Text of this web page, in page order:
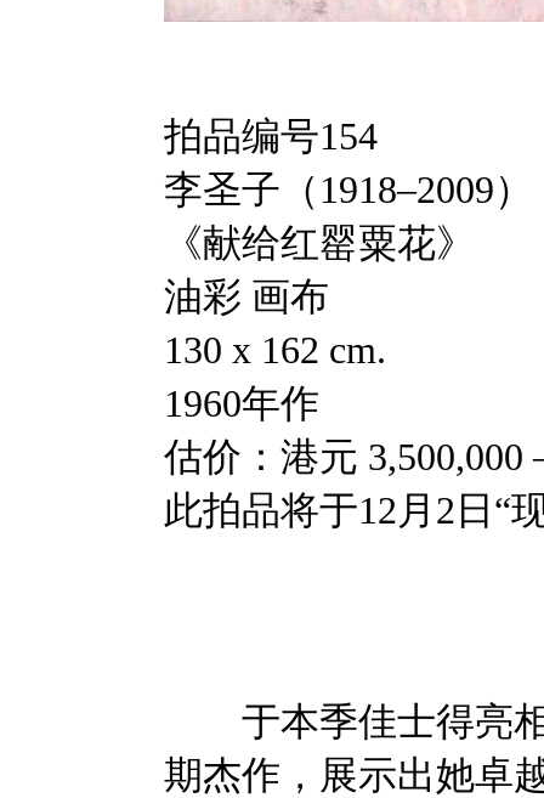
拍品编号154
李圣子（1918–2009）
《献给红罂粟花》
油彩 画布
130 x 162 cm.
1960年作
估价：港元 3,500,000
此拍品将于12月2日“
于本季佳士得亮相
期杰作，展示出她卓